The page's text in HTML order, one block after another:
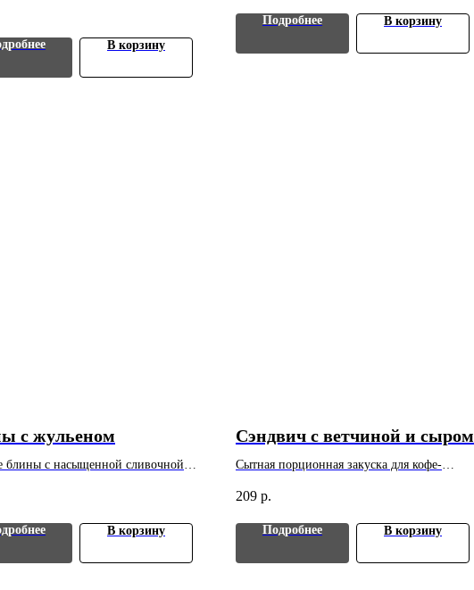
Минимальный заказ - 10 шт.
В корзину
Подробнее В корзину
с жульеном
блины с насыщенной сливочной
за 1 шт. Минимальный заказ - 10
В корзину
Сэндвич с ветчиной и сыром
Сытная порционная закуска для кофе-
указана за 1 шт. Минимальный заказ - 10
шт.
209 р.
Подробнее В корзину